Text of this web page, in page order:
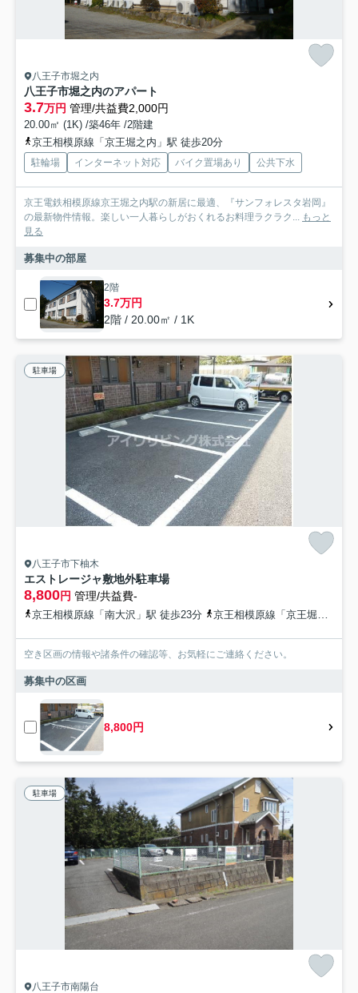
八王子市堀之内
八王子市堀之内のアパート
3.7万円 管理/共益費2,000円
20.00㎡ (1K) /築46年 /2階建
京王相模原線「京王堀之内」駅 徒歩20分
駐輪場 インターネット対応 バイク置場あり 公共下水
京王電鉄相模原線京王堀之内駅の新居に最適、『サンフォレスタ岩岡』
の最新物件情報。楽しい一人暮らしがおくれるお料理ラクラク... もっと
見る
募集中の部屋
2階
3.7万円
2階 / 20.00㎡ / 1K
駐車場
八王子市下柚木
エストレージャ敷地外駐車場
8,800円 管理/共益費-
京王相模原線「南大沢」駅 徒歩23分 京王相模原線「京王堀之内」駅 徒歩35分
空き区画の情報や諸条件の確認等、お気軽にご連絡ください。
募集中の区画
8,800円
駐車場
八王子市南陽台